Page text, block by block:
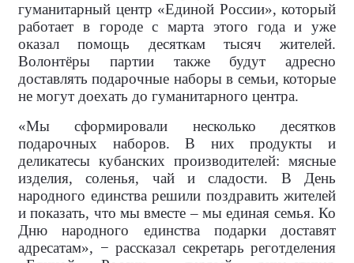
гуманитарный центр «Единой России», который
работает в городе с марта этого года и уже
оказал помощь десяткам тысяч жителей.
Волонтёры партии также будут адресно
доставлять подарочные наборы в семьи, которые
не могут доехать до гуманитарного центра.
«Мы сформировали несколько десятков
подарочных наборов. В них продукты и
деликатесы кубанских производителей: мясные
изделия, соленья, чай и сладости. В День
народного единства решили поздравить жителей
и показать, что мы вместе – мы единая семья. Ко
Дню народного единства подарки доставят
адресатам», − рассказал секретарь реготделения